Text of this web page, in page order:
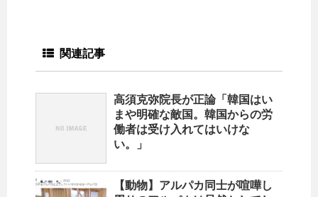
関連記事
高須克弥院長が正論「韓国はい
まや明確な敵国。韓国からの労
働者は受け入れてはいけな
い。」
【動物】アルパカ同士が喧嘩し